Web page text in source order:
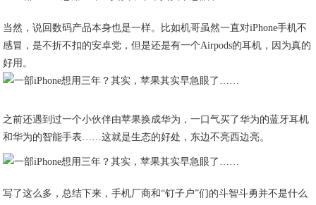
当然，说回数码产品本身也是一样。比如机哥虽然一直对iPhone手机不
感冒，是不折不扣的安卓党，但是还是有一个Airpods的耳机，因为真的
好用。
之前还遇到过一个小伙伴由苹果换成华为，一口气买了华为的蓝牙耳机
和华为的智能手表……这就是生态的好处，东边不亮西边亮。
写了这么多，总结下来，手机厂商和“钉子户”们的斗智斗勇并不是什么